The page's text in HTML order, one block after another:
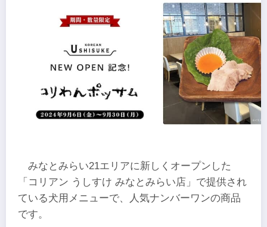
みなとみらい21エリアに新しくオープンした
「コリアン うしすけ みなとみらい店」で提供され
ている犬用メニューで、人気ナンバーワンの商品
です。